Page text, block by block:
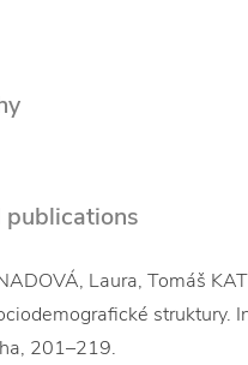
publications
Laura, Tomáš
struktury.
201–219.